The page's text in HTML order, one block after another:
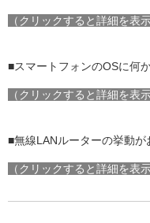
（クリックすると詳細を表
■スマートフォンのOSに何
（クリックすると詳細を表
■無線LANルーターの挙動が
（クリックすると詳細を表